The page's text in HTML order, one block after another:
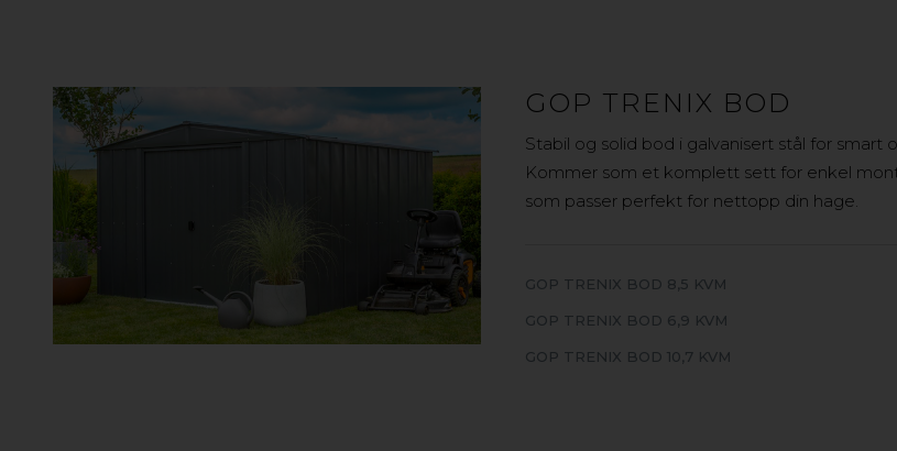
GOP TRENIX BOD
Stabil og solid bod i galvanisert stål for
Kommer som et komplett sett for enkel
som passer perfekt for nettopp din hage.
GOP TRENIX BOD 8,5 KVM
GOP TRENIX BOD 6,9 KVM
GOP TRENIX BOD 10,7 KVM